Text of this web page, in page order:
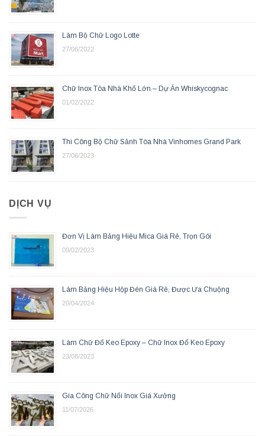
Làm Bộ Chữ Logo Lotte
27/06/2022
Chữ Inox Tòa Nhà Khổ Lớn – Dự Án Whiskycognac
01/02/2022
Thi Công Bộ Chữ Sảnh Tòa Nhà Vinhomes Grand Park
27/06/2023
DỊCH VỤ
Đơn Vị Làm Bảng Hiệu Mica Giá Rẻ, Trọn Gói
09/02/2023
Làm Bảng Hiệu Hộp Đèn Giá Rẻ, Được Ưa Chuộng
20/04/2024
Làm Chữ Đổ Keo Epoxy – Chữ Inox Đổ Keo Epoxy
23/08/2023
Gia Công Chữ Nổi Inox Giá Xưởng
11/07/2026